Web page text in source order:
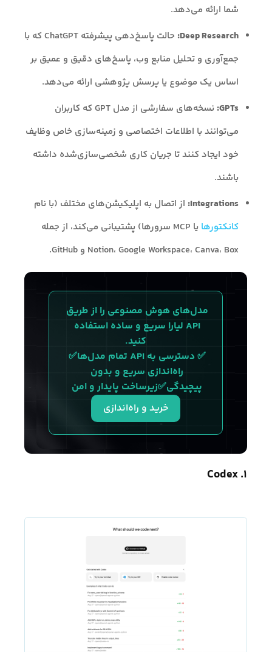
شما ارائه می‌دهد.
Deep Research:
حالت پاسخ‌دهی پیشرفته ChatGPT که با
جمع‌آوری و تحلیل منابع وب، پاسخ‌های دقیق و عمیق بر
اساس یک موضوع یا پرسش پژوهشی ارائه می‌دهد.
GPTs:
نسخه‌های سفارشی از مدل GPT که کاربران
می‌توانند با اطلاعات اختصاصی و زمینه‌سازی خاص وظایف
خود ایجاد کنند تا جریان کاری شخصی‌سازی‌شده داشته
باشند.
Integrations: از اتصال به اپلیکیشن‌های مختلف (با نام
کانکتورها
یا MCP سرورها) پشتیبانی می‌کند، از جمله
Notion، Google Workspace، Canva، Box و GitHub.
مدل‌های هوش مصنوعی را از طریق
API لیارا سریع و ساده استفاده
کنید.
✅ دسترسی به API تمام مدل‌ها✅
راه‌اندازی سریع و بدون
پیچیدگی✅زیرساخت پایدار و امن
خرید و راه‌اندازی
۱. Codex